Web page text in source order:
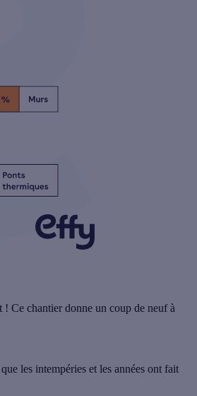
! Ce chantier donne un coup de neuf à
que les intempéries et les années ont fait